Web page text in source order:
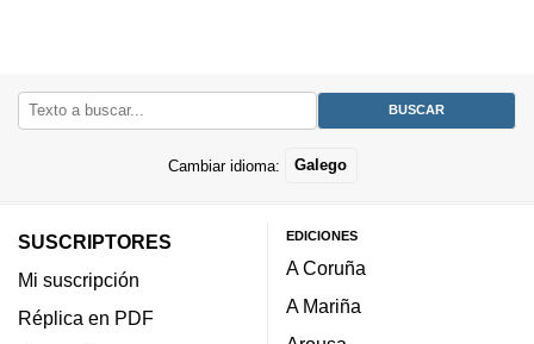
Cambiar idioma: Galego
SUSCRIPTORES
Mi suscripción
Réplica en PDF
EDICIONES
A Coruña
A Mariña